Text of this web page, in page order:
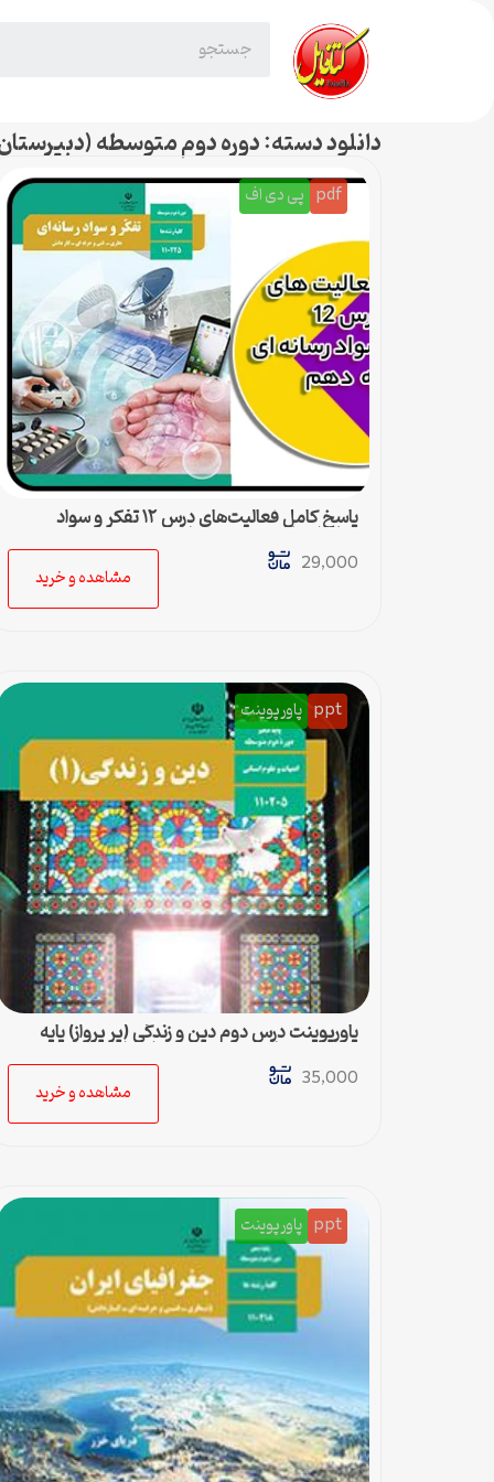
دانلود دسته: دوره دوم متوسطه
pdf پی دی اف
پاسخ کامل فعالیت‌های درس ۱۲ تفکر و سواد
رسانه‌ای پایه دهم متوسطه دوم
29,000
مشاهده و خرید
ppt پاورپوینت
پاورپوینت درس دوم دین و زندگی (پر پرواز) پایه
دهم متوسطه رشته ادبیات وعلوم انسانی
35,000
مشاهده و خرید
ppt پاورپوینت